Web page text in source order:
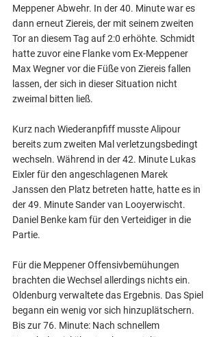
Meppener Abwehr. In der 40. Minute war es
dann erneut Ziereis, der mit seinem zweiten
Tor an diesem Tag auf 2:0 erhöhte. Schmidt
hatte zuvor eine Flanke vom Ex-Meppener
Max Wegner vor die Füße von Ziereis fallen
lassen, der sich in dieser Situation nicht
zweimal bitten ließ.
Kurz nach Wiederanpfiff musste Alipour
bereits zum zweiten Mal verletzungsbedingt
wechseln. Während in der 42. Minute Lukas
Eixler für den angeschlagenen Marek
Janssen den Platz betreten hatte, hatte es in
der 49. Minute Sander van Looyerwischt.
Daniel Benke kam für den Verteidiger in die
Partie.
Für die Meppener Offensivbemühungen
brachten die Wechsel allerdings nichts ein.
Oldenburg verwaltete das Ergebnis. Das Spiel
begann ein wenig vor sich hinzuplätschern.
Bis zur 76. Minute: Nach schnellem